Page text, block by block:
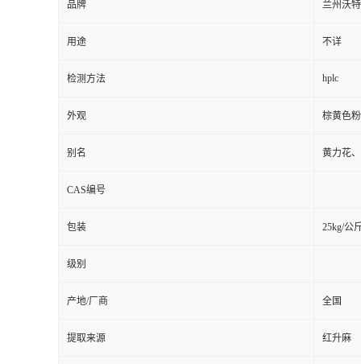
品牌 兰州沃
用途 不详
检测方法 hplc
外观 棕黄色
别名 黄力花
CAS编号
包装 25kg/公
级别
产地/厂商 全国
提取来源 红升麻